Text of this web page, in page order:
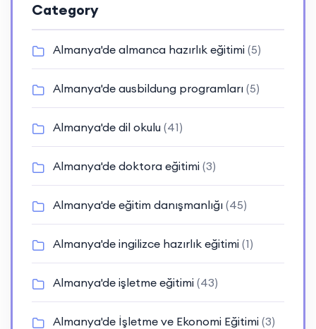
Category
Almanya'de almanca hazırlık eğitimi (5)
Almanya'de ausbildung programları (5)
Almanya'de dil okulu (41)
Almanya'de doktora eğitimi (3)
Almanya'de eğitim danışmanlığı (45)
Almanya'de ingilizce hazırlık eğitimi (1)
Almanya'de işletme eğitimi (43)
Almanya'de İşletme ve Ekonomi Eğitimi (3)